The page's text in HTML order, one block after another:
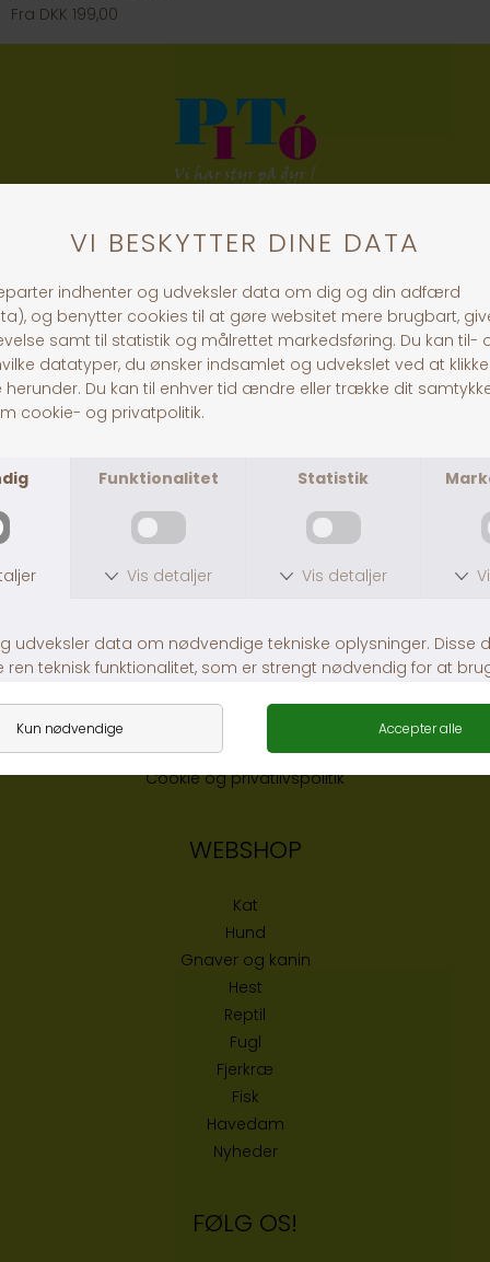
Fra DKK 199,00
Pitó Auning
Centervej 10A
8963 Auning
CVR
© Pitó 2024, CVR 32696589
Butikkerne
Om os
Fragt og levering
Cookie og privatlivspolitik
WEBSHOP
Kat
Hund
Gnaver og kanin
Hest
Reptil
Fugl
Fjerkræ
Fisk
Havedam
Nyheder
FØLG OS!